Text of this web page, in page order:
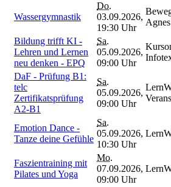
Wassergymnastik
Do.
03.09.2026,
19:30 Uhr
Bildung trifft KI -
Lehren und Lernen
neu denken - EPQ
Sa.
05.09.2026,
09:00 Uhr
DaF - Prüfung B1:
telc
Zertifikatsprüfung
A2-B1
Sa.
05.09.2026,
09:00 Uhr
Emotion Dance -
Tanze deine Gefühle
Sa.
05.09.2026,
10:30 Uhr
Faszientraining mit
Pilates und Yoga
Mo.
07.09.2026,
09:00 Uhr